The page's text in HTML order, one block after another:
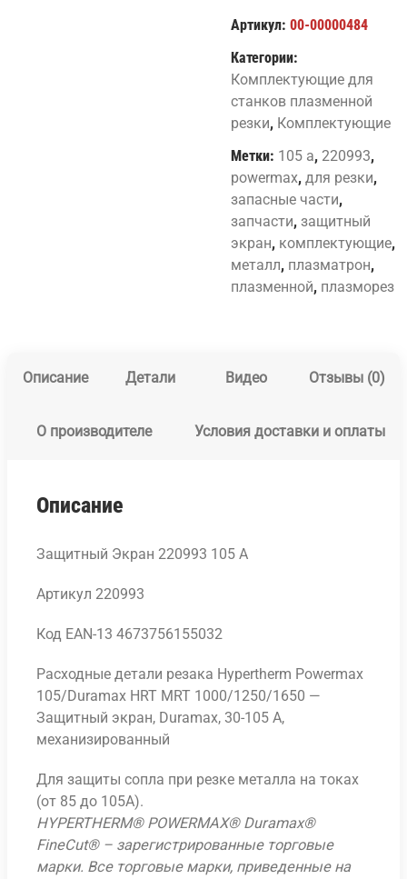
Артикул: 00-00000484
Категории:
Комплектующие для
станков плазменной
резки, Комплектующие
Метки: 105 а, 220993,
powermax, для резки,
запасные части,
запчасти, защитный
экран, комплектующие,
металл, плазматрон,
плазменной, плазморез
Описание Детали Видео Отзывы (0)
О производителе Условия доставки и оплаты
Описание
Защитный Экран 220993 105 А
Артикул 220993
Код EAN-13 4673756155032
Расходные детали резака Hypertherm Powermax
105/Duramax HRT MRT 1000/1250/1650 —
Защитный экран, Duramax, 30-105 A,
механизированный
Для защиты сопла при резке металла на токах
(от 85 до 105А).
HYPERTHERM® POWERMAX® Duramax®
FineCut® – зарегистрированные торговые
марки. Все торговые марки, приведенные на